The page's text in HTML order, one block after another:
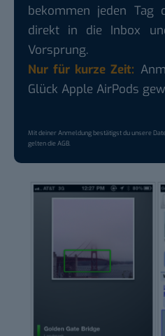
bekommen jeden Tag
direkt in die Inbox
Vorsprung.
Nur für kurze Zeit:
Glück Apple AirPods
Mit deiner Anmeldung bestätigst du unsere
gelten dieAGB.